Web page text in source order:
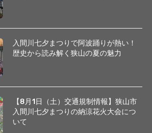
入間川七夕まつりで阿波踊りが熱い！
歴史から読み解く狭山の夏の魅力
【8月1日（土）交通規制情報】狭山市
入間川七夕まつりの納涼花火大会につ
いて